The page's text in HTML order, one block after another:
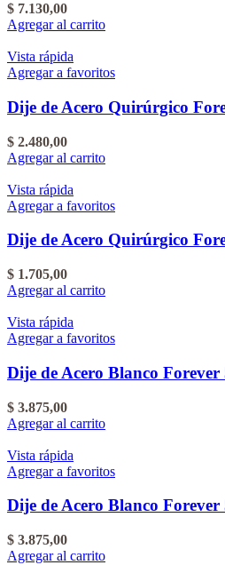
$ 7.130,00
Agregar al carrito
Vista rápida
Agregar a favoritos
Dije de Acero Quirúrgico
$ 2.480,00
Agregar al carrito
Vista rápida
Agregar a favoritos
Dije de Acero Quirúrgico
$ 1.705,00
Agregar al carrito
Vista rápida
Agregar a favoritos
Dije de Acero Blanco Forever
$ 3.875,00
Agregar al carrito
Vista rápida
Agregar a favoritos
Dije de Acero Blanco Forever
$ 3.875,00
Agregar al carrito